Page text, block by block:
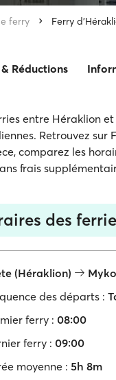
ferry Ferry
Réductions
entre Héraklion
Retrouvez sur
comparez les
frais
des
(Héraklion)
des départs :
ferry : 08:00
ferry : 09:00
moyenne : 5h 8m